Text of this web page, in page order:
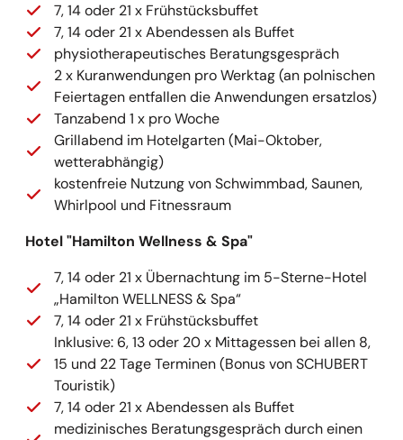
7, 14 oder 21 x Frühstücksbuffet
7, 14 oder 21 x Abendessen als Buffet
physiotherapeutisches Beratungsgespräch
2 x Kuranwendungen pro Werktag (an polnischen
Feiertagen entfallen die Anwendungen ersatzlos)
Tanzabend 1 x pro Woche
Grillabend im Hotelgarten (Mai-Oktober,
wetterabhängig)
kostenfreie Nutzung von Schwimmbad, Saunen,
Whirlpool und Fitnessraum
Hotel "Hamilton Wellness & Spa"
7, 14 oder 21 x Übernachtung im 5-Sterne-Hotel
„Hamilton WELLNESS & Spa“
7, 14 oder 21 x Frühstücksbuffet
Inklusive: 6, 13 oder 20 x Mittagessen bei allen 8,
15 und 22 Tage Terminen (Bonus von SCHUBERT
Touristik)
7, 14 oder 21 x Abendessen als Buffet
medizinisches Beratungsgespräch durch einen